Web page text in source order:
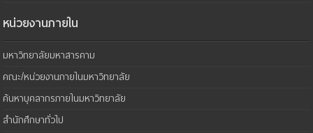
หน่วยงานภายใน
มหาวิทยาลัยมหาสารคาม
คณะ/หน่วยงานภายในมหาวิทยาลัย
ค้นหาบุคลากรภายในมหาวิทยาลัย
สำนักศึกษาทั่วไป